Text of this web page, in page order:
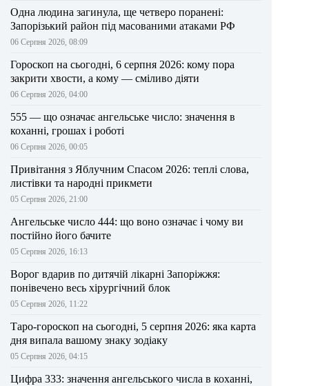
Одна людина загинула, ще четверо поранені:
Запорізький район під масованими атаками РФ
06 Серпня 2026, 08:09
Гороскоп на сьогодні, 6 серпня 2026: кому пора
закрити хвости, а кому — сміливо діяти
06 Серпня 2026, 04:00
555 — що означає ангельське число: значення в
коханні, грошах і роботі
06 Серпня 2026, 00:05
Привітання з Яблучним Спасом 2026: теплі слова,
листівки та народні прикмети
05 Серпня 2026, 21:00
Ангельське число 444: що воно означає і чому ви
постійно його бачите
05 Серпня 2026, 16:13
Ворог вдарив по дитячій лікарні Запоріжжя:
понівечено весь хірургічний блок
05 Серпня 2026, 11:22
Таро-гороскоп на сьогодні, 5 серпня 2026: яка карта
дня випала вашому знаку зодіаку
05 Серпня 2026, 04:15
Цифра 333: значення ангельського числа в коханні,